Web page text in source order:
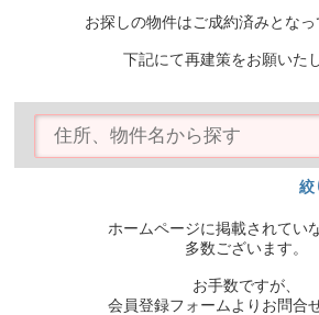
お探しの物件はご成約済みとなっ
下記にて再建策をお願いた
絞
ホームページに掲載されてい
多数ございます。
お手数ですが、
会員登録フォームよりお問合